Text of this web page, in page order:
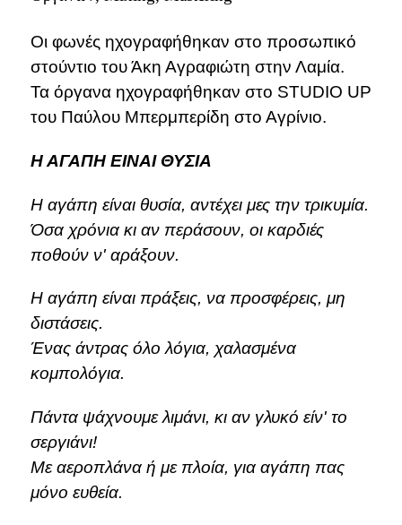
Οι φωνές ηχογραφήθηκαν στο προσωπικό
στούντιο του Άκη Αγραφιώτη στην Λαμία.
Τα όργανα ηχογραφήθηκαν στο STUDIO UP
του Παύλου Μπερμπερίδη στο Αγρίνιο.
Η ΑΓΑΠΗ ΕΙΝΑΙ ΘΥΣΙΑ
Η αγάπη είναι θυσία, αντέχει μες την τρικυμία.
Όσα χρόνια κι αν περάσουν, οι καρδιές
ποθούν ν' αράξουν.
Η αγάπη είναι πράξεις, να προσφέρεις, μη
διστάσεις.
Ένας άντρας όλο λόγια, χαλασμένα
κομπολόγια.
Πάντα ψάχνουμε λιμάνι, κι αν γλυκό είν' το
σεργιάνι!
Με αεροπλάνα ή με πλοία, για αγάπη πας
μόνο ευθεία.